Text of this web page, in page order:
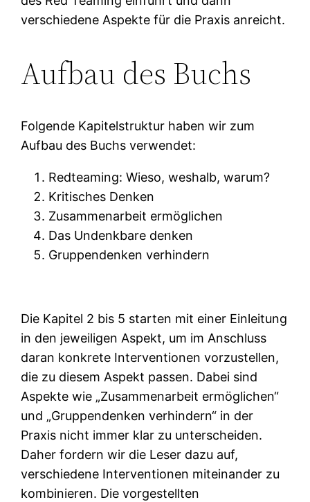
verschiedene Aspekte für die Praxis anreicht.
Aufbau des Buchs
Folgende Kapitelstruktur haben wir zum
Aufbau des Buchs verwendet:
Redteaming: Wieso, weshalb, warum?
Kritisches Denken
Zusammenarbeit ermöglichen
Das Undenkbare denken
Gruppendenken verhindern
Die Kapitel 2 bis 5 starten mit einer Einleitung
in den jeweiligen Aspekt, um im Anschluss
daran konkrete Interventionen vorzustellen,
die zu diesem Aspekt passen. Dabei sind
Aspekte wie „Zusammenarbeit ermöglichen“
und „Gruppendenken verhindern“ in der
Praxis nicht immer klar zu unterscheiden.
Daher fordern wir die Leser dazu auf,
verschiedene Interventionen miteinander zu
kombinieren. Die vorgestellten